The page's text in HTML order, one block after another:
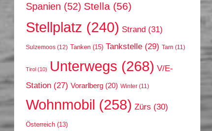
Spanien (52) Stella (56)
Stellplatz (240) Strand (31)
Sulzemoos (12) Tanken (15) Tankstelle (29) Tarn (11)
Tirol (10) Unterwegs (268) V/E-
Station (27) Vorarlberg (20) Winter (11)
Wohnmobil (258) Zürs (30)
Österreich (13)